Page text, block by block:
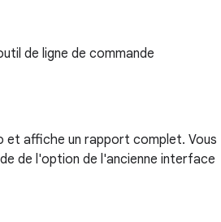
de ligne de commande
affiche un rapport complet. Vous
de l'option de l'ancienne interface